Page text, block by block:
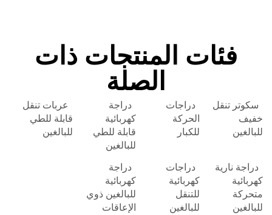
فئات المنتجات ذات
الصلة
سكوتر تنقل
خفيف
للبالغين
دراجات
الحركة
للكبار
دراجة
كهربائية
قابلة للطي
للبالغين
عربات تنقل
قابلة للطي
للبالغين
دراجة نارية
كهربائية
متحركة
للبالغين
دراجات
كهربائية
للتنقل
للبالغين
دراجة
كهربائية
للبالغين ذوي
الإعاقات